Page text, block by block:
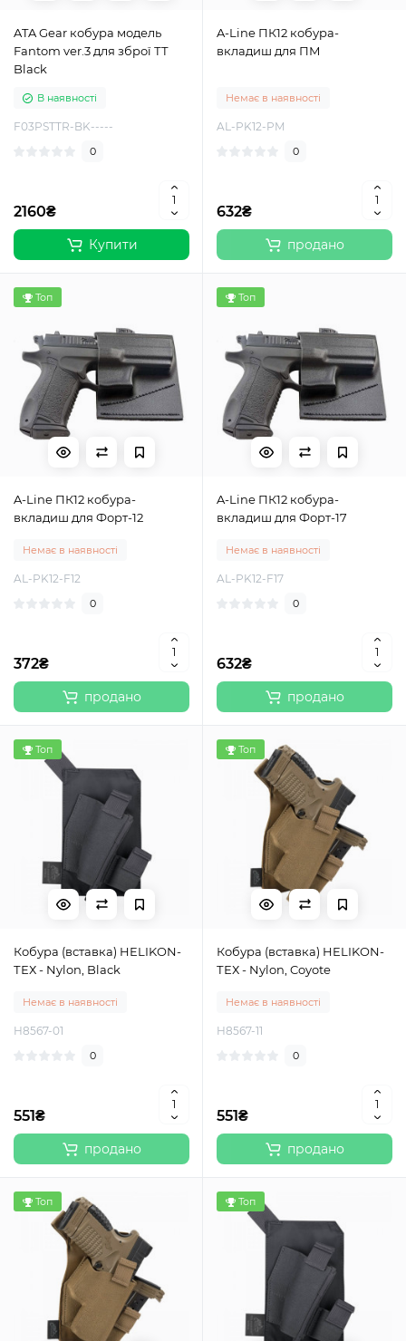
ATA Gear кобура модель
Fantom ver.3 для зброї ТТ
Black
В наявності
F03PSTTR-BK-----
0
2160₴
Купити
A-Line ПК12 кобура-
вкладиш для ПМ
Немає в наявності
AL-PK12-PM
0
632₴
продано
Топ
A-Line ПК12 кобура-
вкладиш для Форт-12
Немає в наявності
AL-PK12-F12
0
372₴
продано
Топ
A-Line ПК12 кобура-
вкладиш для Форт-17
Немає в наявності
AL-PK12-F17
0
632₴
продано
Топ
Кобура (вставка) HELIKON-
ТЕХ - Nylon, Black
Немає в наявності
H8567-01
0
551₴
продано
Топ
Кобура (вставка) HELIKON-
ТЕХ - Nylon, Coyote
Немає в наявності
H8567-11
0
551₴
продано
Топ Топ